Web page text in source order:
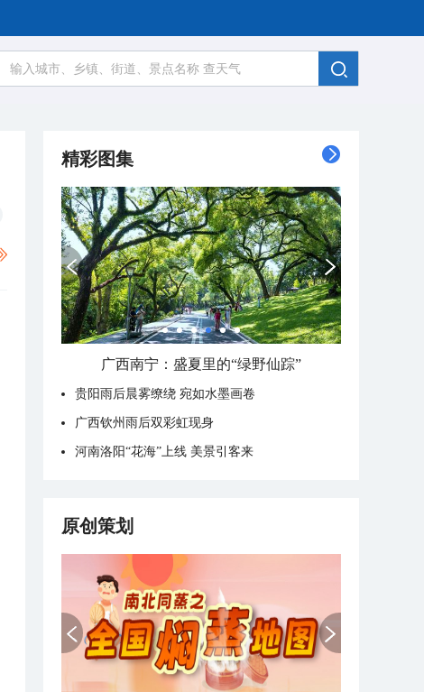
精彩图集
广西南宁：盛夏里的“绿野仙踪”
贵阳雨后晨雾缭绕 宛如水墨画卷
广西钦州雨后双彩虹现身
河南洛阳“花海”上线 美景引客来
原创策划